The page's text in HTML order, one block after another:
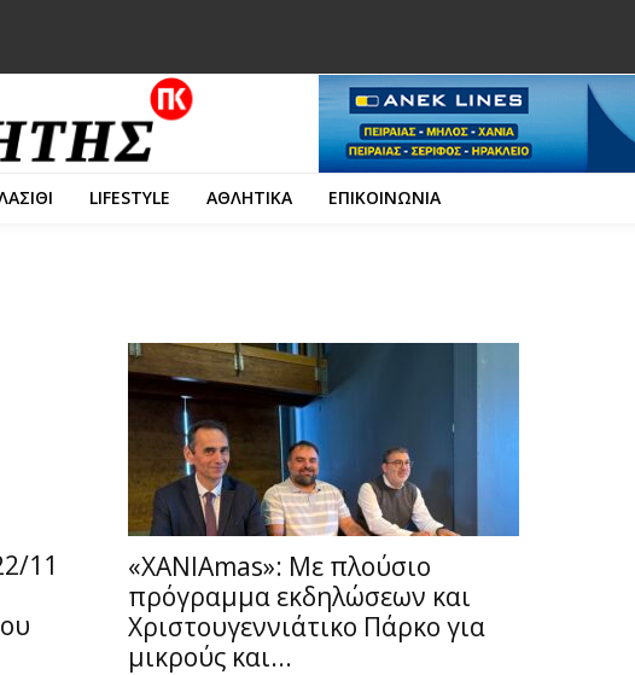
LIFESTYLE ΑΘΛΗΤΙΚΑ ΕΠΙΚΟΙΝΩΝΙΑ
11
«ΧΑΝΙΑmas»: Με πλούσιο
πρόγραμμα εκδηλώσεων και
Χριστουγεννιάτικο Πάρκο για
μικρούς και...